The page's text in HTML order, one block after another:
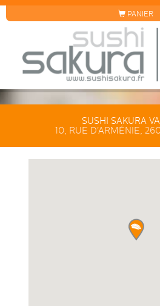
PANIER
SUSHI SAKURA
10, RUE D'ARMÉNIE,